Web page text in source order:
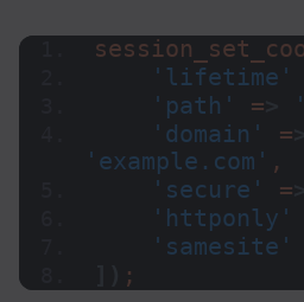
'lifetime'
'path'
=
'domain'
=
'example.com' ,
'secure'
=
'httponly'
'samesite'
;